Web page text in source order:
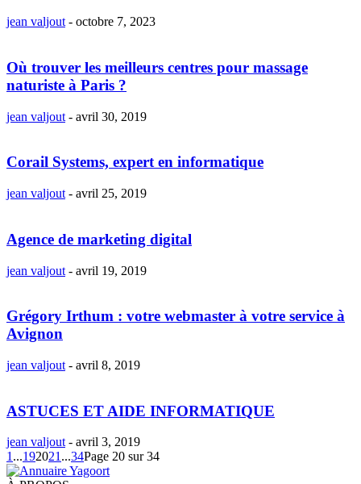
jean valjout - octobre 7, 2023
Où trouver les meilleurs centres pour massage
naturiste à Paris ?
jean valjout - avril 30, 2019
Corail Systems, expert en informatique
jean valjout - avril 25, 2019
Agence de marketing digital
jean valjout - avril 19, 2019
Grégory Irthum : votre webmaster à votre service à
Avignon
jean valjout - avril 8, 2019
ASTUCES ET AIDE INFORMATIQUE
jean valjout - avril 3, 2019
1 ...192021 ...34Page 20 sur 34